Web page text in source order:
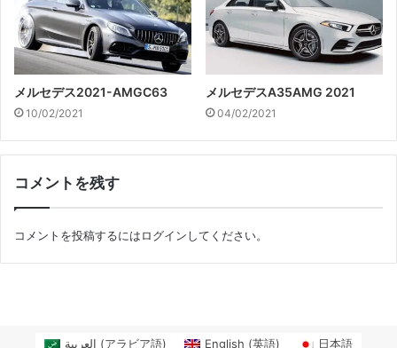
メルセデス2021-AMGC63
10/02/2021
メルセデスA35AMG 2021
04/02/2021
コメントを残す
コメントを投稿するにはログインしてください。
العربية (アラビア語) English (英語) 日本語